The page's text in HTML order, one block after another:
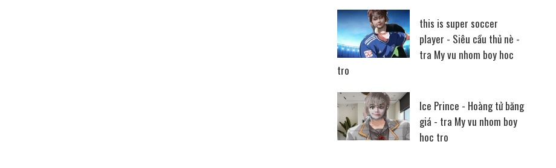
this is super soccer
player - Siêu cầu thủ nè -
tra My vu nhom boy hoc
tro
Ice Prince - Hoàng tử băng
giá - tra My vu nhom boy
hoc tro